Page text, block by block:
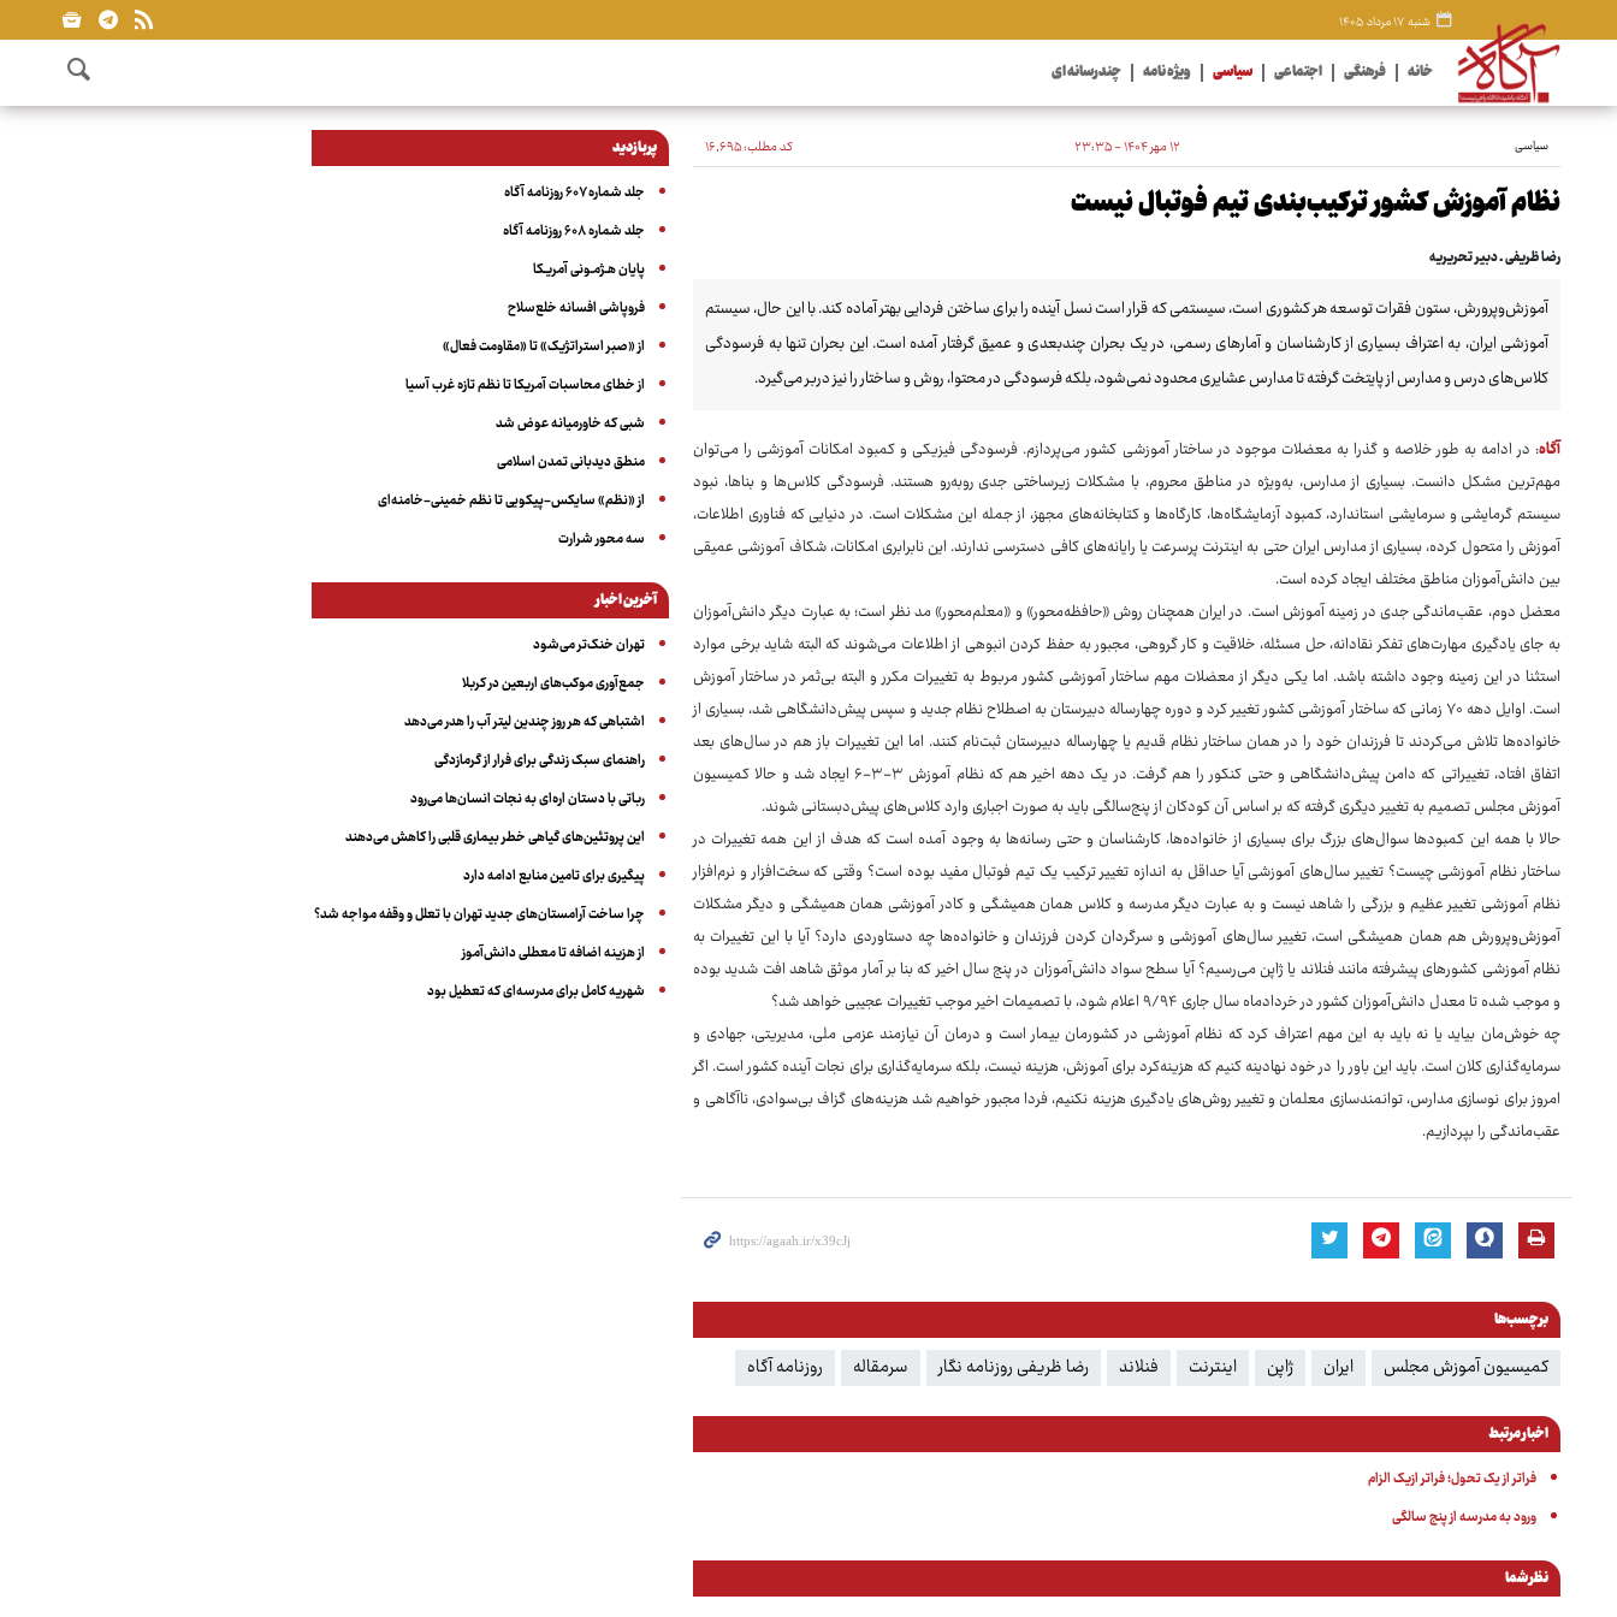
شنبه ۱۷ مرداد ۱۴۰۵
خانه فرهنگی اجتماعی سیاسی ویژه نامه چندرسانه ای
سیاسی ۱۲ مهر ۱۴۰۴ - ۲۳:۳۵ کد مطلب:۱۶٬۶۹۵
نظام آموزش کشور ترکیب‌بندی تیم فوتبال نیست
رضا ظریفی ـ دبیر تحریریه
آموزش‌وپرورش، ستون فقرات توسعه هر کشوری است، سیستمی که قرار است نسل آینده را برای ساختن فردایی بهتر آماده کند. با این حال، سیستم
آموزشی ایران، به اعتراف بسیاری از کارشناسان و آمارهای رسمی، در یک بحران چندبعدی و عمیق گرفتار آمده است. این بحران تنها به فرسودگی
کلاس‌های درس و مدارس از پایتخت گرفته تا مدارس عشایری محدود نمی‌شود، بلکه فرسودگی در محتوا، روش و ساختار را نیز دربر می‌گیرد.
آگاه: در ادامه به طور خلاصه و گذرا به معضلات موجود در ساختار آموزشی کشور می‌پردازم. فرسودگی فیزیکی و کمبود امکانات آموزشی را می‌توان
مهم‌ترین مشکل دانست. بسیاری از مدارس، به‌ویژه در مناطق محروم، با مشکلات زیرساختی جدی روبه‌رو هستند. فرسودگی کلاس‌ها و بناها، نبود
سیستم گرمایشی و سرمایشی استاندارد، کمبود آزمایشگاه‌ها، کارگاه‌ها و کتابخانه‌های مجهز، از جمله این مشکلات است. در دنیایی که فناوری اطلاعات،
آموزش را متحول کرده، بسیاری از مدارس ایران حتی به اینترنت پرسرعت یا رایانه‌های کافی دسترسی ندارند. این نابرابری امکانات، شکاف آموزشی عمیقی
بین دانش‌آموزان مناطق مختلف ایجاد کرده است.
معضل دوم، عقب‌ماندگی جدی در زمینه آموزش است. در ایران همچنان روش «حافظه‌محور» و «معلم‌محور» مد نظر است؛ به عبارت دیگر دانش‌آموزان
به جای یادگیری مهارت‌های تفکر نقادانه، حل مسئله، خلاقیت و کار گروهی، مجبور به حفظ کردن انبوهی از اطلاعات می‌شوند که البته شاید برخی موارد
استثنا در این زمینه وجود داشته باشد. اما یکی دیگر از معضلات مهم ساختار آموزشی کشور مربوط به تغییرات مکرر و البته بی‌ثمر در ساختار آموزش
است. اوایل دهه ۷۰ زمانی که ساختار آموزشی کشور تغییر کرد و دوره چهارساله دبیرستان به اصطلاح نظام جدید و سپس پیش‌دانشگاهی شد، بسیاری از
خانواده‌ها تلاش می‌کردند تا فرزندان خود را در همان ساختار نظام قدیم یا چهارساله دبیرستان ثبت‌نام کنند. اما این تغییرات باز هم در سال‌های بعد
اتفاق افتاد، تغییراتی که دامن پیش‌دانشگاهی و حتی کنکور را هم گرفت. در یک دهه اخیر هم که نظام آموزش ۳-۳-۶ ایجاد شد و حالا کمیسیون
آموزش مجلس تصمیم به تغییر دیگری گرفته که بر اساس آن کودکان از پنج‌سالگی باید به صورت اجباری وارد کلاس‌های پیش‌دبستانی شوند.
حالا با همه این کمبودها سوال‌های بزرگ برای بسیاری از خانواده‌ها، کارشناسان و حتی رسانه‌ها به وجود آمده است که هدف از این همه تغییرات در
ساختار نظام آموزشی چیست؟ تغییر سال‌های آموزشی آیا حداقل به اندازه تغییر ترکیب یک تیم فوتبال مفید بوده است؟ وقتی که سخت‌افزار و نرم‌افزار
نظام آموزشی تغییر عظیم و بزرگی را شاهد نیست و به عبارت دیگر مدرسه و کلاس همان همیشگی و کادر آموزشی همان همیشگی و دیگر مشکلات
آموزش‌وپرورش هم همان همیشگی است، تغییر سال‌های آموزشی و سرگردان کردن فرزندان و خانواده‌ها چه دستاوردی دارد؟ آیا با این تغییرات به
نظام آموزشی کشورهای پیشرفته مانند فنلاند یا ژاپن می‌رسیم؟ آیا سطح سواد دانش‌آموزان در پنج سال اخیر که بنا بر آمار موثق شاهد افت شدید بوده
و موجب شده تا معدل دانش‌آموزان کشور در خردادماه سال جاری ۹/۹۴ اعلام شود، با تصمیمات اخیر موجب تغییرات عجیبی خواهد شد؟
چه خوش‌مان بیاید یا نه باید به این مهم اعتراف کرد که نظام آموزشی در کشورمان بیمار است و درمان آن نیازمند عزمی ملی، مدیریتی، جهادی و
سرمایه‌گذاری کلان است. باید این باور را در خود نهادینه کنیم که هزینه‌کرد برای آموزش، هزینه نیست، بلکه سرمایه‌گذاری برای نجات آینده کشور است. اگر
امروز برای نوسازی مدارس، توانمندسازی معلمان و تغییر روش‌های یادگیری هزینه نکنیم، فردا مجبور خواهیم شد هزینه‌های گزاف بی‌سوادی، ناآگاهی و
عقب‌ماندگی را بپردازیم.
برچسب‌ها
کمیسیون آموزش مجلس ایران ژاپن اینترنت فنلاند رضا ظریفی روزنامه نگار سرمقاله روزنامه آگاه
اخبار مرتبط
فراتر از یک تحول؛ فراتر ازیک الزام
ورود به مدرسه از پنج سالگی
نظر شما
پربازدید
جلد شماره ۶۰۷ روزنامه آگاه
جلد شماره ۶۰۸ روزنامه آگاه
پایان هـژمـونی آمریـکا
فروپاشی افسانه خلع‌سلاح
از «صبر استراتژیک» تا «مقاومت فعال»
از خطای محاسبات آمریکا تا نظم تازه غرب آسیا
شبی که خاورمیانه عوض شد
منطق دیدبانی تمدن اسلامی
از «نظم» سایکس-پیکویی تا نظم خمینی-خامنه‌ای
سه‌ محور شرارت
آخرین اخبار
تهران خنک‌تر می‌شود
جمع‌آوری موکب‌های اربعین در کربلا
اشتباهی که هر روز چندین لیتر آب را هدر می‌دهد
راهنمای سبک زندگی برای فرار از گرمازدگی
رباتی با دستان اره‌ای به نجات انسان‌ها می‌رود
این پروتئین‌های گیاهی خطر بیماری قلبی را کاهش می‌دهند
پیگیری برای تامین منابع ادامه دارد
چرا ساخت آرامستان‌های جدید تهران با تعلل و وقفه مواجه شد؟
از هزینه اضافه تا معطلی دانش‌آموز
شهریه کامل برای مدرسه‌ای که تعطیل بود